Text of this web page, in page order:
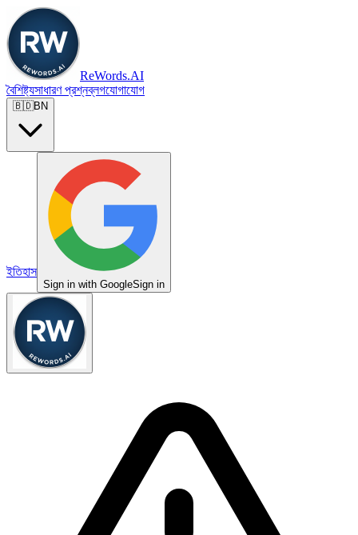
ReWords.AI
বৈশিষ্ট্যসাধারণ প্রশ্নব্লগযোগাযোগ
🇧🇩BN
ইতিহাস
Sign in with GoogleSign in